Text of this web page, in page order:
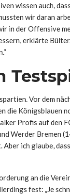
wissen auch,
wir daran
in der Offensive
erklärte
Vor dem
die Königsblauen
Profis auf den
Werder Bremen
ich glaube,
an die
fest: „Je